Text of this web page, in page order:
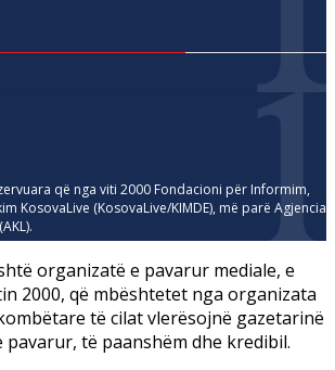
që nga viti 2000 Fondacioni për Informim,
KosovaLive (KosovaLive/KIMDE), më parë Agjencia
organizatë e pavarur mediale, e
2000, që mbështetet nga organizata
të cilat vlerësojnë gazetarinë
pavarur, të paanshëm dhe kredibil.